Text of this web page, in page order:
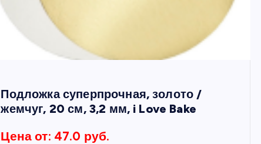
Подложка суперпрочная, золото /
жемчуг, 20 см, 3,2 мм, i Love Bake
Цена от: 47.0 руб.